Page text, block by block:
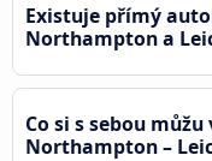
Existuje přímý
Northampton a
Co si s sebou
Northampton –